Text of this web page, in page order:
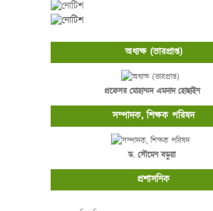
অধ্যক্ষ (ভারপ্রাপ্ত)
প্রফেসর মোহাম্মদ এমদাদ হোছাইন
সম্পাদক, শিক্ষক পরিষদ
ড. সৌমেন বড়ুয়া
প্রশাসনিক